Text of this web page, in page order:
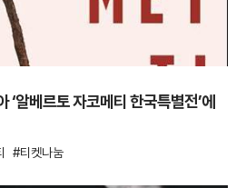
‘알베르토 자코메티 한국특별전’에
티켓나눔